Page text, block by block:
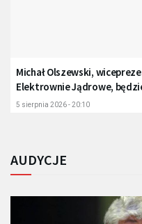
Michał Olszewski,
Elektrownie Jądrowe,
5 sierpnia 2026 - 20:10
AUDYCJE